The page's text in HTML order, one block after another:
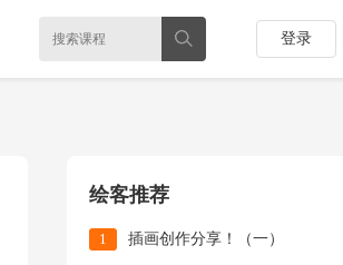
登录
绘客推荐
1 插画创作分享！（一）